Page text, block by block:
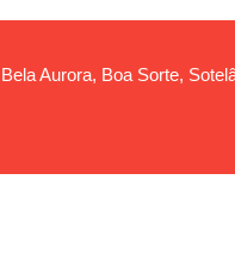
Aurora, Boa Sorte,